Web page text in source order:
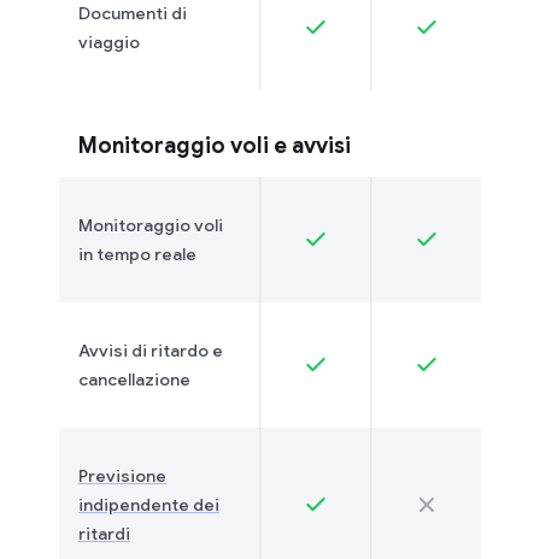
Documenti di
viaggio
Monitoraggio voli e avvisi
Monitoraggio voli
in tempo reale
Avvisi di ritardo e
cancellazione
Previsione
indipendente dei
ritardi